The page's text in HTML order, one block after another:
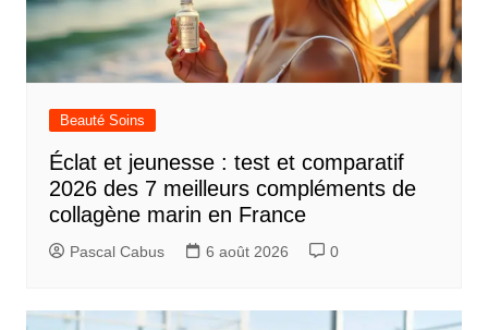
Beauté Soins
Éclat et jeunesse : test et comparatif
2026 des 7 meilleurs compléments de
collagène marin en France
Pascal Cabus 6 août 2026 0